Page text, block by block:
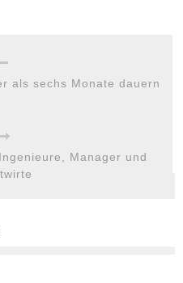
als sechs Monate dauern
Manager und